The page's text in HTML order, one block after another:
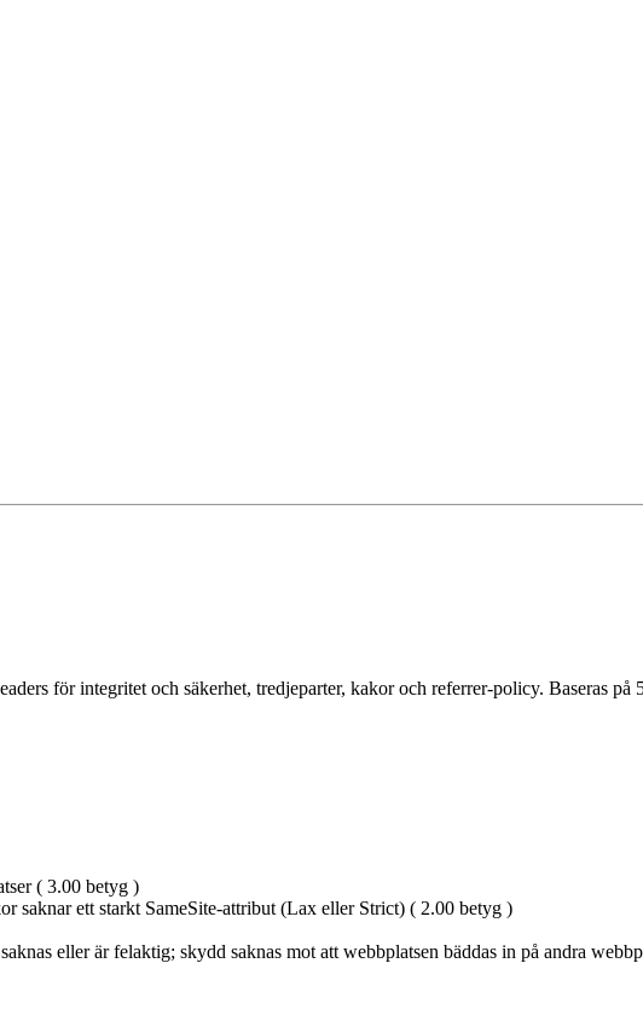
för integritet och säkerhet, tredjeparter, kakor och referrer-policy. Baseras
( 3.00 betyg )
saknar ett starkt SameSite-attribut (Lax eller Strict) ( 2.00 betyg )
eller är felaktig; skydd saknas mot att webbplatsen bäddas in på andra